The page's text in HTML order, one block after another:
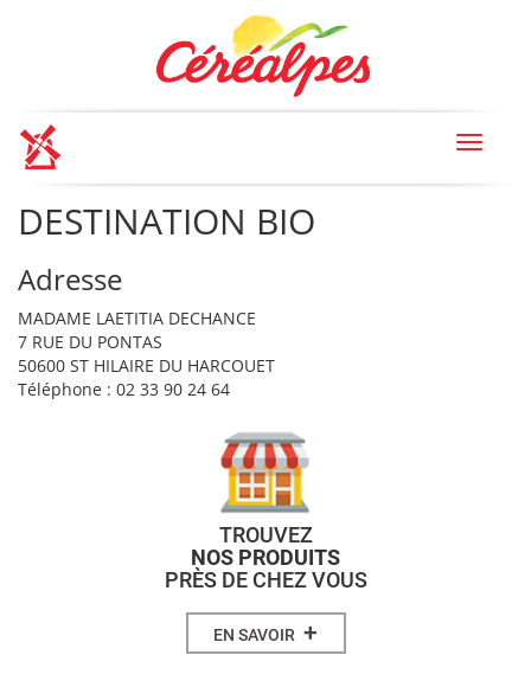
Toggle
DESTINATION BIO
Adresse
MADAME LAETITIA DECHANCE
7 RUE DU PONTAS
50600 ST HILAIRE DU HARCOUET
Téléphone : 02 33 90 24 64
TROUVEZ
NOS PRODUITS
PRÈS DE CHEZ VOUS
EN SAVOIR +